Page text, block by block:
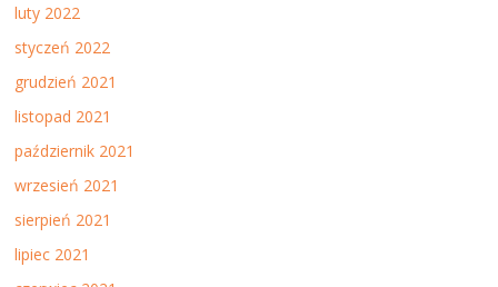
luty 2022
styczeń 2022
grudzień 2021
listopad 2021
październik 2021
wrzesień 2021
sierpień 2021
lipiec 2021